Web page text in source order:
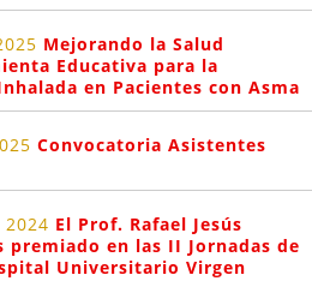
Mejorando la Salud
Educativa para la
en Pacientes con Asma
Convocatoria Asistentes
El Prof. Rafael Jesús
premiado en las II Jornadas de
Universitario Virgen